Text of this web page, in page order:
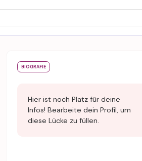
BIOGRAFIE
Hier ist noch Platz für deine
Infos! Bearbeite dein Profil, um
diese Lücke zu füllen.